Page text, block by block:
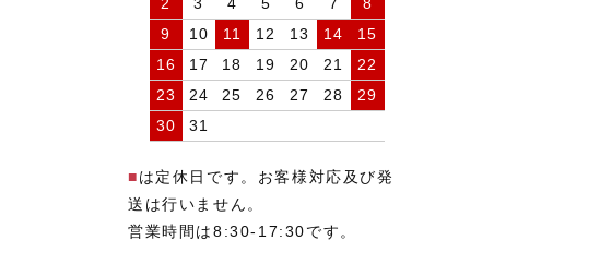
9
10 11 12 13 14
15
16
17 18 19 20 21
22
23
24 25 26 27 28
29
30
31
■は定休日です。お客様対応及び発
送は行いません。
営業時間は8:30-17:30です。